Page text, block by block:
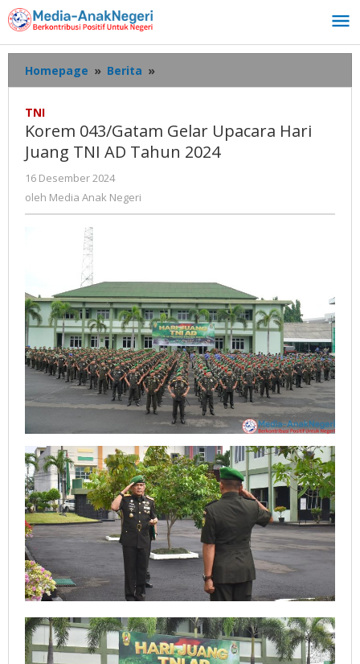
Lewati
ke
konten
Homepage » Berita »
043/Gatam
Hari
Juang
TNI
Korem 043/Gatam Gelar Upacara Hari
Juang TNI AD Tahun 2024
16 Desember 2024
Media
Anak
oleh Media Anak Negeri